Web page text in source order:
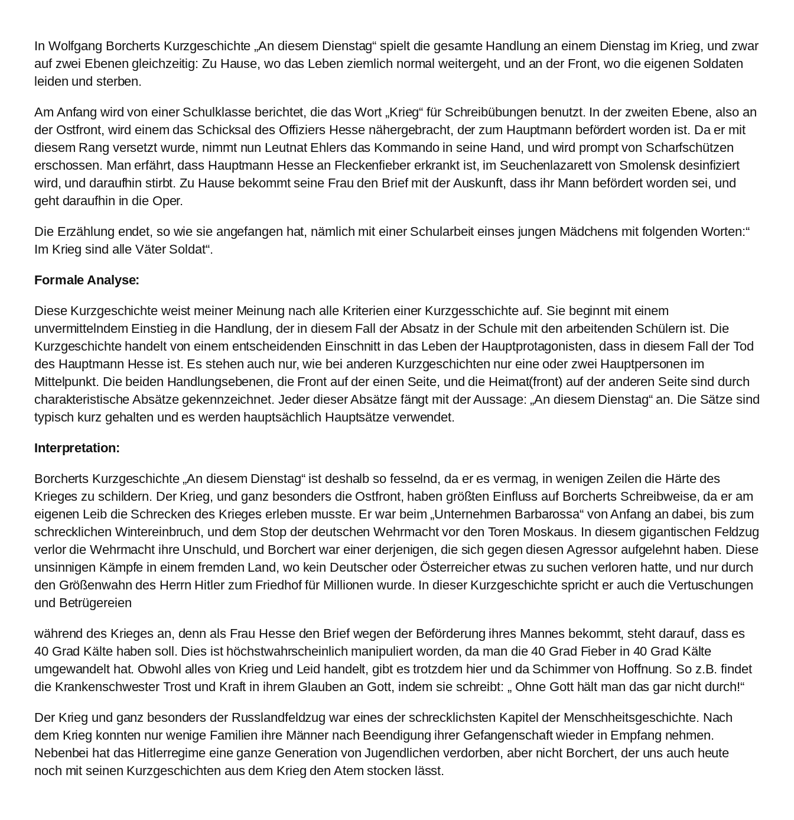
In Wolfgang Borcherts Kurzgeschichte „An diesem Dienstag“ spielt die gesamte Handlung an einem Dienstag im Krieg, und zwar
auf zwei Ebenen gleichzeitig: Zu Hause, wo das Leben ziemlich normal weitergeht, und an der Front, wo die eigenen Soldaten
leiden und sterben.
Am Anfang wird von einer Schulklasse berichtet, die das Wort „Krieg“ für Schreibübungen benutzt. In der zweiten Ebene, also an
der Ostfront, wird einem das Schicksal des Offiziers Hesse nähergebracht, der zum Hauptmann befördert worden ist. Da er mit
diesem Rang versetzt wurde, nimmt nun Leutnat Ehlers das Kommando in seine Hand, und wird prompt von Scharfschützen
erschossen. Man erfährt, dass Hauptmann Hesse an Fleckenfieber erkrankt ist, im Seuchenlazarett von Smolensk desinfiziert
wird, und daraufhin stirbt. Zu Hause bekommt seine Frau den Brief mit der Auskunft, dass ihr Mann befördert worden sei, und
geht daraufhin in die Oper.
Die Erzählung endet, so wie sie angefangen hat, nämlich mit einer Schularbeit einses jungen Mädchens mit folgenden Worten:“
Im Krieg sind alle Väter Soldat“.
Formale Analyse:
Diese Kurzgeschichte weist meiner Meinung nach alle Kriterien einer Kurzgesschichte auf. Sie beginnt mit einem
unvermittelndem Einstieg in die Handlung, der in diesem Fall der Absatz in der Schule mit den arbeitenden Schülern ist. Die
Kurzgeschichte handelt von einem entscheidenden Einschnitt in das Leben der Hauptprotagonisten, dass in diesem Fall der Tod
des Hauptmann Hesse ist. Es stehen auch nur, wie bei anderen Kurzgeschichten nur eine oder zwei Hauptpersonen im
Mittelpunkt. Die beiden Handlungsebenen, die Front auf der einen Seite, und die Heimat(front) auf der anderen Seite sind durch
charakteristische Absätze gekennzeichnet. Jeder dieser Absätze fängt mit der Aussage: „An diesem Dienstag“ an. Die Sätze sind
typisch kurz gehalten und es werden hauptsächlich Hauptsätze verwendet.
Interpretation:
Borcherts Kurzgeschichte „An diesem Dienstag“ ist deshalb so fesselnd, da er es vermag, in wenigen Zeilen die Härte des
Krieges zu schildern. Der Krieg, und ganz besonders die Ostfront, haben größten Einfluss auf Borcherts Schreibweise, da er am
eigenen Leib die Schrecken des Krieges erleben musste. Er war beim „Unternehmen Barbarossa“ von Anfang an dabei, bis zum
schrecklichen Wintereinbruch, und dem Stop der deutschen Wehrmacht vor den Toren Moskaus. In diesem gigantischen Feldzug
verlor die Wehrmacht ihre Unschuld, und Borchert war einer derjenigen, die sich gegen diesen Agressor aufgelehnt haben. Diese
unsinnigen Kämpfe in einem fremden Land, wo kein Deutscher oder Österreicher etwas zu suchen verloren hatte, und nur durch
den Größenwahn des Herrn Hitler zum Friedhof für Millionen wurde. In dieser Kurzgeschichte spricht er auch die Vertuschungen
und Betrügereien
während des Krieges an, denn als Frau Hesse den Brief wegen der Beförderung ihres Mannes bekommt, steht darauf, dass es
40 Grad Kälte haben soll. Dies ist höchstwahrscheinlich manipuliert worden, da man die 40 Grad Fieber in 40 Grad Kälte
umgewandelt hat. Obwohl alles von Krieg und Leid handelt, gibt es trotzdem hier und da Schimmer von Hoffnung. So z.B. findet
die Krankenschwester Trost und Kraft in ihrem Glauben an Gott, indem sie schreibt: „ Ohne Gott hält man das gar nicht durch!“
Der Krieg und ganz besonders der Russlandfeldzug war eines der schrecklichsten Kapitel der Menschheitsgeschichte. Nach
dem Krieg konnten nur wenige Familien ihre Männer nach Beendigung ihrer Gefangenschaft wieder in Empfang nehmen.
Nebenbei hat das Hitlerregime eine ganze Generation von Jugendlichen verdorben, aber nicht Borchert, der uns auch heute
noch mit seinen Kurzgeschichten aus dem Krieg den Atem stocken lässt.